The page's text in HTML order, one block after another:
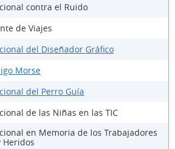
contra el Ruido
de Viajes
del Diseñador Gráfico
Morse
del Perro Guía
de las Niñas en las TIC
en Memoria de los Trabajadores
Heridos